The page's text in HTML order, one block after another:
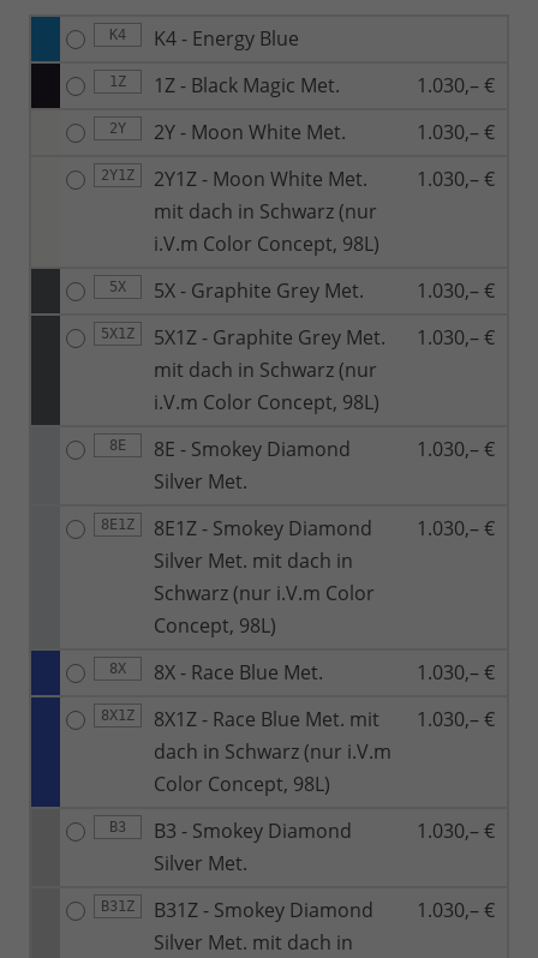
K4 K4 - Energy Blue
1Z 1Z - Black Magic Met. 1.030,– €
2Y 2Y - Moon White Met. 1.030,– €
2Y1Z
2Y1Z - Moon White Met.
mit dach in Schwarz (nur
i.V.m Color Concept, 98L)
1.030,– €
5X 5X - Graphite Grey Met. 1.030,– €
5X1Z
5X1Z - Graphite Grey Met.
mit dach in Schwarz (nur
i.V.m Color Concept, 98L)
1.030,– €
8E
8E - Smokey Diamond
Silver Met.
1.030,– €
8E1Z
8E1Z - Smokey Diamond
Silver Met. mit dach in
Schwarz (nur i.V.m Color
Concept, 98L)
1.030,– €
8X 8X - Race Blue Met. 1.030,– €
8X1Z
8X1Z - Race Blue Met. mit
dach in Schwarz (nur i.V.m
Color Concept, 98L)
1.030,– €
B3
B3 - Smokey Diamond
Silver Met.
1.030,– €
B31Z
B31Z - Smokey Diamond
Silver Met. mit dach in
1.030,– €